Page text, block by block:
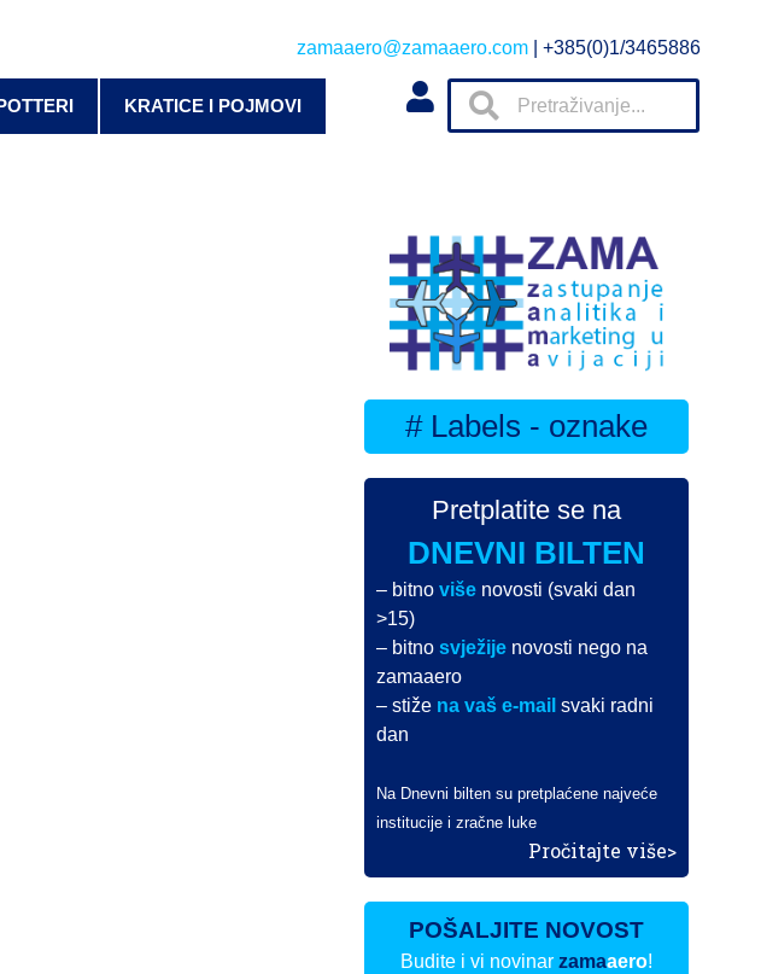
zamaaero@zamaaero.com | +385(0)1/3465886
KRATICE I POJMOVI
# Labels - oznake
Pretplatite se na
DNEVNI BILTEN
– bitnoviše novosti (svaki dan
>15)
– bitnosvježije novosti nego na
zamaaero
– stiže na vaš e-mail svaki radni
dan
Na Dnevni bilten su pretplaćene najveće
institucije i zračne luke
Pročitajte više>
POŠALJITE NOVOST
Budite i vi novinarzamaaero!